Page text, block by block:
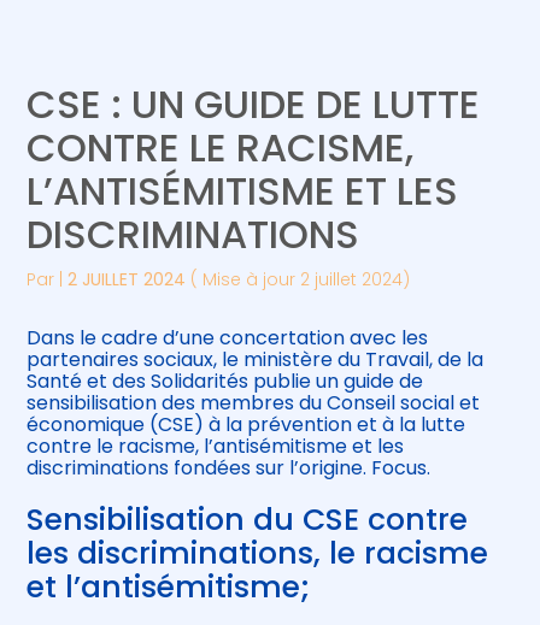
Gérer votre quotidien
Piloter votre entreprise
Développer votre entreprise
Être prêt pour la facturation
électronique
Suivre votre comptabilité
Gérer vos ressources humaines
CSE : UN GUIDE DE LUTTE
CONTRE LE RACISME,
L’ANTISÉMITISME ET LES
DISCRIMINATIONS
Par |2 JUILLET 2024 ( Mise à jour 2 juillet 2024)
Dans le cadre d’une concertation avec les
partenaires sociaux, le ministère du Travail, de la
Santé et des Solidarités publie un guide de
sensibilisation des membres du Conseil social et
économique (CSE) à la prévention et à la lutte
contre le racisme, l’antisémitisme et les
discriminations fondées sur l’origine. Focus.
Sensibilisation du CSE contre
les discriminations, le racisme
et l’antisémitisme;